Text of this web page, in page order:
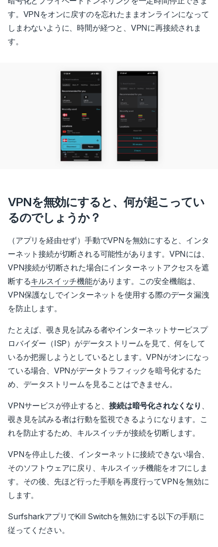
す。VPNをオンに戻すのを忘れたままオンラインになって
しまわないように、時間が経つと、VPNに再接続されま
す。
VPNを無効にすると、何が起こってい
るのでしょうか？
（アプリを経由せず）手動でVPNを無効にすると、インタ
ーネット接続が切断される可能性があります。 VPNには、
VPN接続が切断された場合にインターネットアクセスを遮
断するキルスイッチ機能があります。
この安全機能は、
VPN保護なしでインターネットを使用する際のデータ漏洩
を防止します。
たとえば、覗き見を試みる者やインターネットサービスプ
ロバイダー（ISP）がデータストリームを見て、何をして
いるか把握しようとしているとします。VPNがオンになっ
ている場合、VPNがデータトラフィックを暗号化するた
め、データストリームを見ることはできません。
VPNサービスが停止すると、接続は暗号化されなくなり
覗き見を試みる者は行動を監視できるようになります。 こ
れを防止するため、キルスイッチが接続を切断します。
VPNを停止した後、インターネットに接続できない場合、
そのソフトウェアに戻り、キルスイッチ機能をオフにしま
す。その後、先ほど行った手順を再度行ってVPNを無効に
します。
SurfsharkアプリでKill Switchを無効にする以下の手順に
従ってください。